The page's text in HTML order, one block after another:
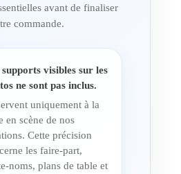
avant de finaliser
commande.
supports visibles sur les
ne sont pas inclus.
uniquement à la
en scène de nos
Cette précision
les faire-part,
noms, plans de table et